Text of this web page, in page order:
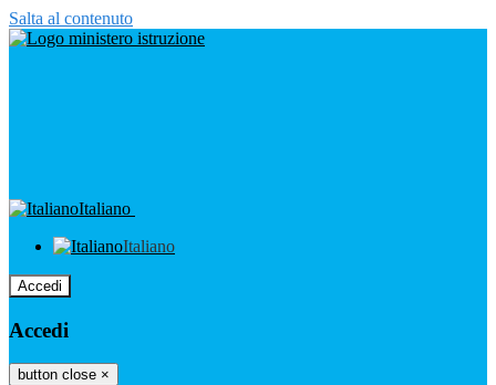
Salta al contenuto
Italiano
Italiano
Accedi
Accedi
button close ×